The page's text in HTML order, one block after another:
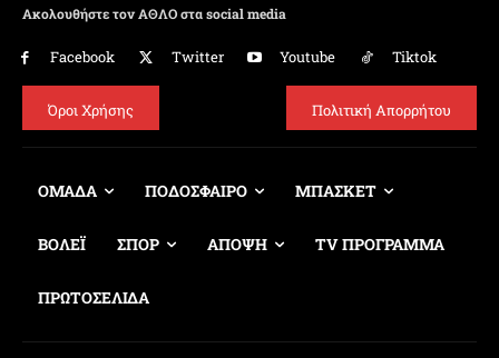
Ακολουθήστε τον ΑΘΛΟ στα social media
Facebook Twitter Youtube Tiktok
Όροι Χρήσης Πολιτική Απορρήτου
ΟΜΑΔΑ ΠΟΔΟΣΦΑΙΡΟ ΜΠΑΣΚΕΤ
ΒΟΛΕΪ ΣΠΟΡ ΑΠΟΨΗ TV ΠΡΟΓΡΑΜΜΑ
ΠΡΩΤΟΣΕΛΙΔΑ